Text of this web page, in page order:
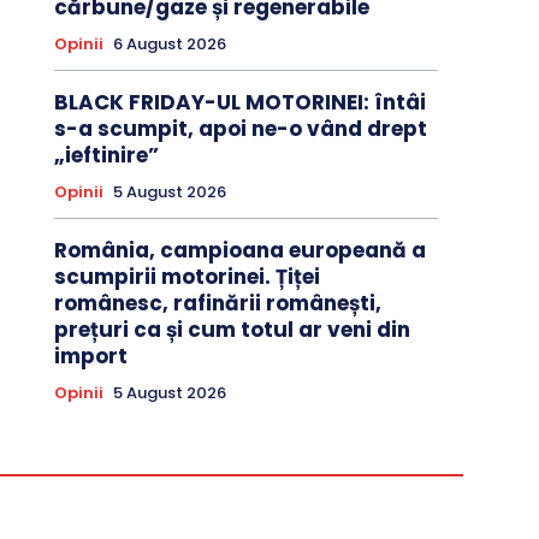
cărbune/gaze și regenerabile
Opinii 6 August 2026
BLACK FRIDAY-UL MOTORINEI: întâi
s-a scumpit, apoi ne-o vând drept
„ieftinire”
Opinii 5 August 2026
România, campioana europeană a
scumpirii motorinei. Țiței
românesc, rafinării românești,
prețuri ca și cum totul ar veni din
import
Opinii 5 August 2026